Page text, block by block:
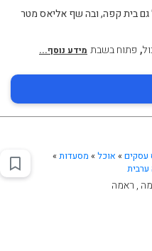
בית קפה, ובה שף אליאס מטר
, פתוח בשבת מידע נוסף...
עסקים » אוכל» מסעדות»
, ראמה